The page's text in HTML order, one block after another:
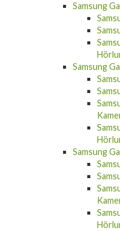
Samsung
Samsung
Samsung